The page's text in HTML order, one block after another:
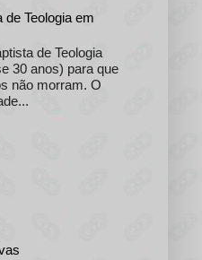
de Teologia em
de Teologia
30 anos) para que
não morram. O